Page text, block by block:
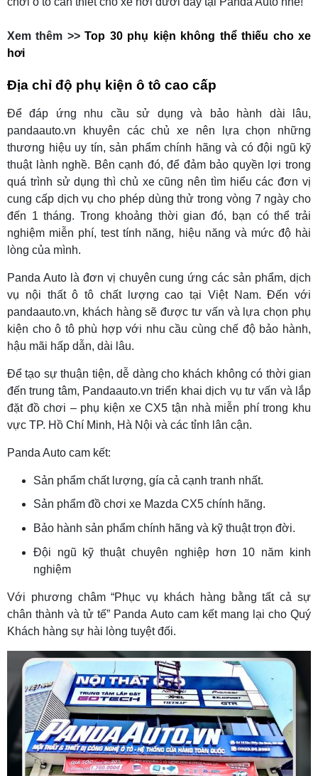
Xem thêm >>Top 30 phụ kiện không thể thiếu cho xe
hơi
Địa chỉ độ phụ kiện ô tô cao cấp
Để đáp ứng nhu cầu sử dụng và bảo hành dài lâu,
pandaauto.vn khuyên các chủ xe nên lựa chọn những
thương hiệu uy tín, sản phẩm chính hãng và có đội ngũ kỹ
thuật lành nghề. Bên cạnh đó, để đảm bảo quyền lợi trong
quá trình sử dụng thì chủ xe cũng nên tìm hiểu các đơn vị
cung cấp dịch vụ cho phép dùng thử trong vòng 7 ngày cho
đến 1 tháng. Trong khoảng thời gian đó, bạn có thể trải
nghiệm miễn phí, test tính năng, hiệu năng và mức độ hài
lòng của mình.
Panda Auto là đơn vị chuyên cung ứng các sản phẩm, dịch
vụ nội thất ô tô chất lượng cao tại Việt Nam. Đến với
pandaauto.vn, khách hàng sẽ được tư vấn và lựa chọn phụ
kiện cho ô tô phù hợp với nhu cầu cùng chế độ bảo hành,
hậu mãi hấp dẫn, dài lâu.
Để tạo sự thuận tiện, dễ dàng cho khách không có thời gian
đến trung tâm, Pandaauto.vn triển khai dịch vụ tư vấn và lắp
đặt đồ chơi – phụ kiện xe CX5 tận nhà miễn phí trong khu
vực TP. Hồ Chí Minh, Hà Nội và các tỉnh lân cận.
Panda Auto cam kết:
Sản phẩm chất lượng, gía cả cạnh tranh nhất.
Sản phẩm đồ chơi xe Mazda CX5 chính hãng.
Bảo hành sản phẩm chính hãng và kỹ thuật trọn đời.
Đội ngũ kỹ thuật chuyên nghiệp hơn 10 năm kinh
nghiệm
Với phương châm “Phục vụ khách hàng bằng tất cả sự
chân thành và tử tế” Panda Auto cam kết mang lại cho Quý
Khách hàng sự hài lòng tuyệt đối.